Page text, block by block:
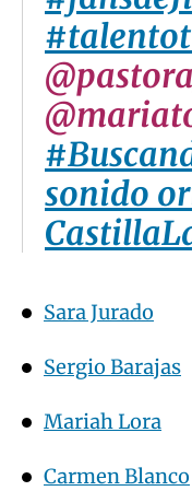
sonido
Sara Jurado
Sergio Barajas
Mariah Lora
Carmen Blanco
Antonio Cebrián
Jimena Franco